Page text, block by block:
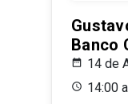
Banco
14 de
14:00